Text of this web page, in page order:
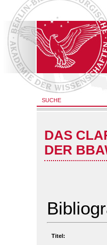
SUCHE
DAS
DER
Titel: